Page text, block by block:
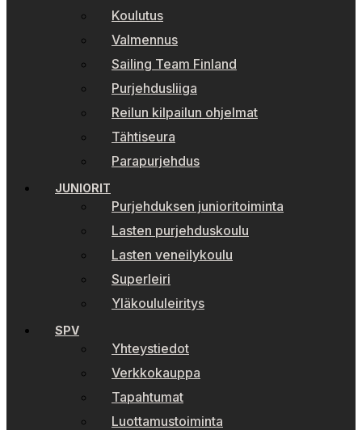
Koulutus
Valmennus
Sailing Team Finland
Purjehdusliiga
Reilun kilpailun ohjelmat
Tähtiseura
Parapurjehdus
JUNIORIT
Purjehduksen junioritoiminta
Lasten purjehduskoulu
Lasten veneilykoulu
Superleiri
Yläkoululeiritys
SPV
Yhteystiedot
Verkkokauppa
Tapahtumat
Luottamustoiminta